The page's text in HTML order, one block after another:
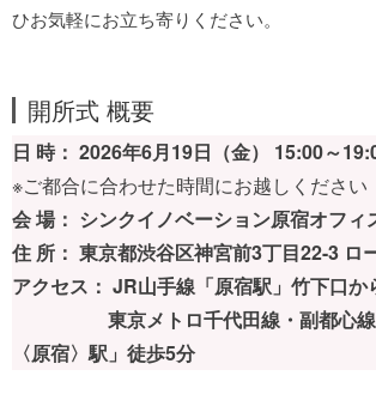
ひお気軽にお立ち寄りください。
開所式 概要
日 時： 2026年6月19日（金） 15:00～
※ご都合に合わせた時間にお越しください
会 場： シンクイノベーション原宿オフィ
住 所： 東京都渋谷区神宮前3丁目22-3 ロ
アクセス： JR山手線「原宿駅」竹下口か
東京メトロ千代田線・副都心線
〈原宿〉駅」徒歩5分